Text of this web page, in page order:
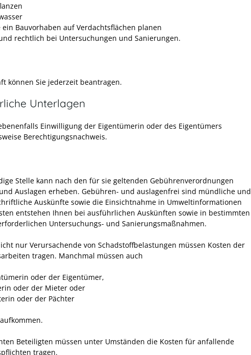
ein Bauvorhaben auf Verdachtsflächen planen
rechtlich bei Untersuchungen und Sanierungen.
können Sie jederzeit beantragen.
Unterlagen
Einwilligung der Eigentümerin oder des Eigentümers
Berechtigungsnachweis.
Stelle kann nach den für sie geltenden Gebührenverordnungen
Auslagen erheben. Gebühren- und auslagenfrei sind mündliche und
Auskünfte sowie die Einsichtnahme in Umweltinformationen
entstehen Ihnen bei ausführlichen Auskünften sowie in bestimmten
Untersuchungs- und Sanierungsmaßnahmen.
nur Verursachende von Schadstoffbelastungen müssen Kosten der
tragen. Manchmal müssen auch
oder der Eigentümer,
oder der Mieter oder
oder der Pächter
Beteiligten müssen unter Umständen die Kosten für anfallende
tragen.